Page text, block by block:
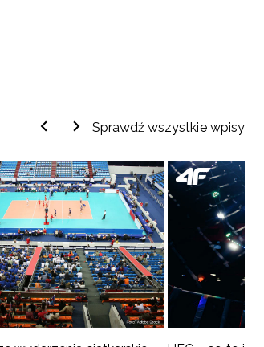
Sprawdź wszystkie wpisy